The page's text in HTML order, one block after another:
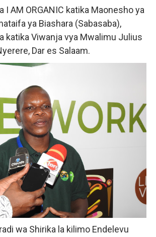
I AM ORGANIC katika Maonesho ya
ya Biashara (Sabasaba),
katika Viwanja vya Mwalimu Julius
Dar es Salaam.
wa Shirika la kilimo Endelevu